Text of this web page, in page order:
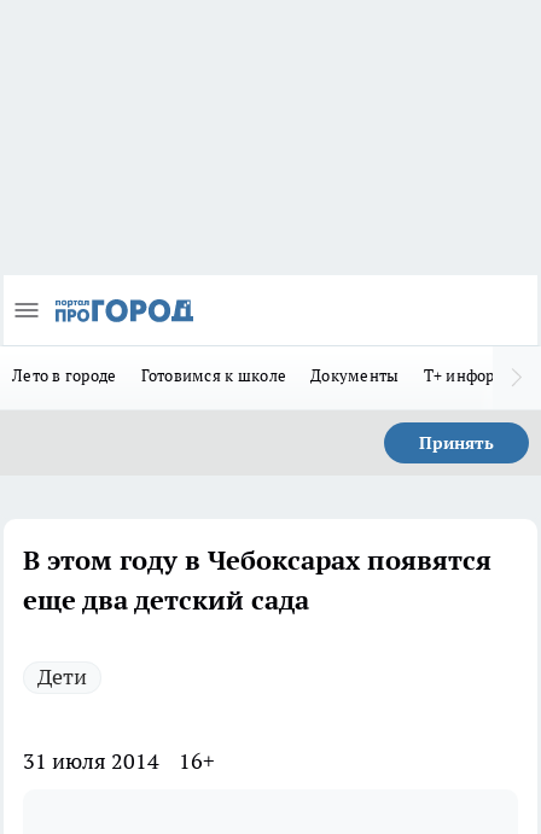
Лето в городе Готовимся к школе Документы Т+
Принять
В этом году в Чебоксарах появятся
еще два детский сада
Дети
31 июля 2014 16+